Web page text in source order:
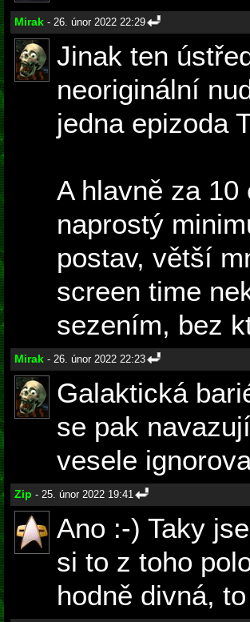
Mirak - 26. únor 2022 22:29
Jinak ten
neoriginální
jedna epizoda
A hlavně za
naprostý
postav, větší
screen time
sezením, bez
Mirak - 26. únor 2022 22:23
Galaktická
se pak
vesele
Zip - 25. únor 2022 19:41
Ano :-) Taky
si to z toho
hodně divná,